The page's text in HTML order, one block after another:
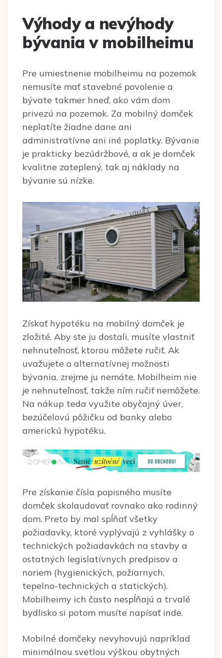
Výhody a nevýhody
bývania v mobilheimu
Pre umiestnenie mobilheimu na pozemok
nemusíte mať stavebné povolenie a
bývate takmer hneď, ako vám dom
privezú na pozemok. Za mobilný domček
neplatíte žiadne dane ani
administratívne ani iné poplatky. Bývanie
je prakticky bezúdržbové, a ak je domček
kvalitne zateplený, tak aj náklady na
bývanie sú nízke.
Získať hypotéku na mobilný domček je
zložité. Aby ste ju dostali, musíte vlastniť
nehnuteľnosť, ktorou môžete ručiť. Ak
uvažujete o alternatívnej možnosti
bývania, zrejme ju nemáte. Mobilheim nie
je nehnuteľnosť, takže ním ručiť nemôžete.
Na nákup teda využite obyčajný úver,
bezúčelovú pôžičku od banky alebo
americkú hypotéku.
Pre získanie čísla popisného musíte
domček skolaudovať rovnako ako rodinný
dom. Preto by mal spĺňať všetky
požiadavky, ktoré vyplývajú z vyhlášky o
technických požiadavkách na stavby a
ostatných legislatívnych predpisov a
noriem (hygienických, požiarnych,
tepelno-technických a statických).
Mobilheimy ich často nespĺňajú a trvalé
bydlisko si potom musíte napísať inde.
Mobilné domčeky nevyhovujú napríklad
minimálnou svetlou výškou obytných